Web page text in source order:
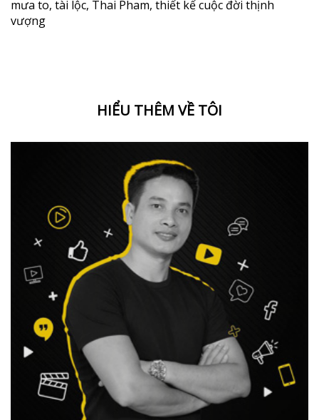
mưa to, tài lộc, Thai Pham, thiết kế cuộc đời thịnh
vượng
HIỂU THÊM VỀ TÔI